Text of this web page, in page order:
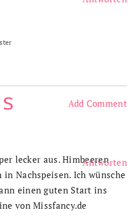
Add Comment
lecker aus. Himbeeren
in Nachspeisen. Ich wünsche
einen guten Start ins
von Missfancy.de
Antworten